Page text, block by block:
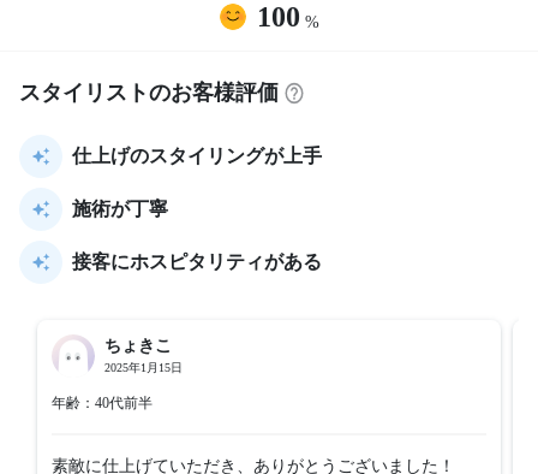
100 %
スタイリストのお客様評価
仕上げのスタイリングが上手
施術が丁寧
接客にホスピタリティがある
ちょきこ
2025年1月15日
年齢：40代前半
素敵に仕上げていただき、ありがとうございました！